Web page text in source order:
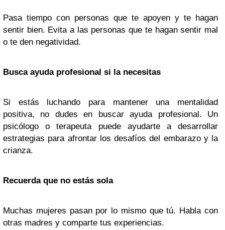
Pasa tiempo con personas que te apoyen y te hagan
sentir bien. Evita a las personas que te hagan sentir mal
o te den negatividad.
Busca ayuda profesional si la necesitas
Si estás luchando para mantener una mentalidad
positiva, no dudes en buscar ayuda profesional. Un
psicólogo o terapeuta puede ayudarte a desarrollar
estrategias para afrontar los desafíos del embarazo y la
crianza.
Recuerda que no estás sola
Muchas mujeres pasan por lo mismo que tú. Habla con
otras madres y comparte tus experiencias.